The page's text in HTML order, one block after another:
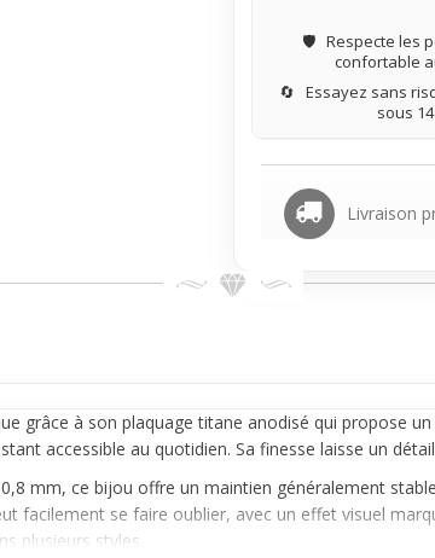
🛡️ Respecte les
confortable
🔄 Essayez sans
sous
Livraison
grâce à son plaquagetitane anodisé qui propose
accessible au quotidien. Sa finesse laisse un
mm, ce bijou offre un maintien généralement
facilement se faire oublier, avec un effet visuel
plusieurs styles.